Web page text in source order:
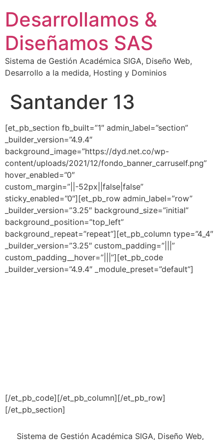
Desarrollamos &
Diseñamos SAS
Sistema de Gestión Académica SIGA, Diseño Web,
Desarrollo a la medida, Hosting y Dominios
Santander 13
[et_pb_section fb_built=”1″ admin_label=”section”
_builder_version=”4.9.4″
background_image=”https://dyd.net.co/wp-
content/uploads/2021/12/fondo_banner_carruself.png”
hover_enabled=”0″
custom_margin=”||-52px||false|false”
sticky_enabled=”0″][et_pb_row admin_label=”row”
_builder_version=”3.25″ background_size=”initial”
background_position=”top_left”
background_repeat=”repeat”][et_pb_column type=”4_4″
_builder_version=”3.25″ custom_padding=”|||”
custom_padding__hover=”|||”][et_pb_code
_builder_version=”4.9.4″ _module_preset=”default”]
[/et_pb_code][/et_pb_column][/et_pb_row]
[/et_pb_section]
Sistema de Gestión Académica SIGA, Diseño Web,